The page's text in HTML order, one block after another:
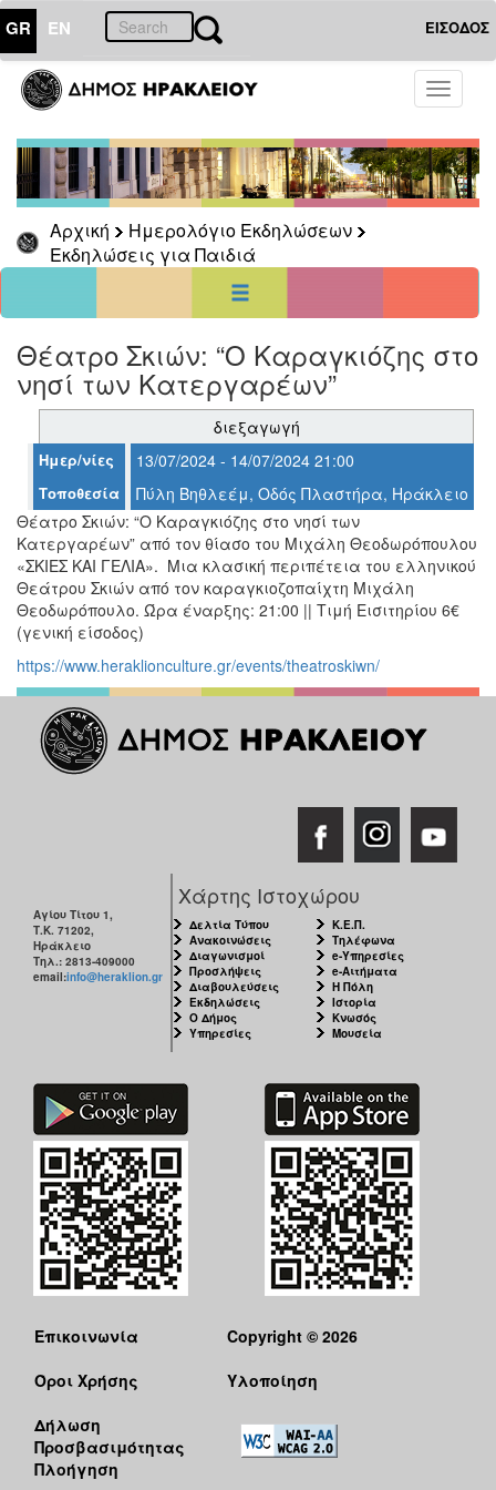
GR EN ΕΙΣΟΔΟΣ
Toggle
Αρχική
Ημερολόγιο Εκδηλώσεων
Εκδηλώσεις για Παιδιά
01
Ιούλιος
2024
Κυρ Δευ Τρι Τετ Πεμ Παρ Σαβ
1 2 3 4 5
6
14
15 16 17 18 19
20
21
22 23 24 25 26
27
ΗΜΕΡΟΛΟΓΙΟ
ΕΚΔΗΛΩΣΕΩΝ
Εκδηλώσεις
Παιδιά
ΤΟΠΟΣ
ΜΑΣ
ΔΗΜΟΣ
ΠΟΛΙΤΙΣΜΟΣ
ΑΝΘΕΚΤΙΚΗ
Θέατρο Σκιών: “Ο Καραγκιόζης στο
νησί των Κατεργαρέων”
διεξαγωγή
Ημερ/νίες 13/07/2024 - 14/07/2024 21:00
Τοποθεσία
Πύλη Βηθλεέμ, Οδός Πλαστήρα, Ηράκλειο
Θέατρο Σκιών: “Ο Καραγκιόζης στο νησί των
Κατεργαρέων” από τον θίασο του Μιχάλη Θεοδωρόπουλου
«ΣΚΙΕΣ ΚΑΙ ΓΕΛΙΑ». Μια κλασική περιπέτεια του ελληνικού
Θεάτρου Σκιών από τον καραγκιοζοπαίχτη Μιχάλη
Θεοδωρόπουλο. Ώρα έναρξης: 21:00 || Τιμή Εισιτηρίου 6€
(γενική είσοδος)
https://www.heraklionculture.gr/events/theatroskiwn/
Αγίου Τίτου 1,
Τ.Κ. 71202,
Ηράκλειο
Τηλ.: 2813-409000
email:info@heraklion.gr
Χάρτης Ιστοχώρου
Δελτία Τύπου
Ανακοινώσεις
Διαγωνισμοί
Προσλήψεις
Διαβουλεύσεις
Εκδηλώσεις
Ο Δήμος
Υπηρεσίες
Κ.Ε.Π.
Τηλέφωνα
e-Υπηρεσίες
e-Αιτήματα
Η Πόλη
Ιστορία
Κνωσός
Μουσεία
Επικοινωνία
Όροι Χρήσης
Δήλωση
Προσβασιμότητας
Πλοήγηση
Copyright © 2026
Υλοποίηση